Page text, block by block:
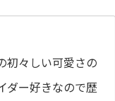
初々しい可愛さの
ダー好きなので歴